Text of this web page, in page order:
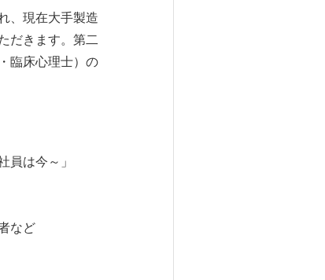
、現在大手製造
だきます。第二
臨床心理士）の
員は今～」
など